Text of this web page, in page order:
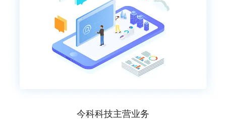
今科科技主营业务